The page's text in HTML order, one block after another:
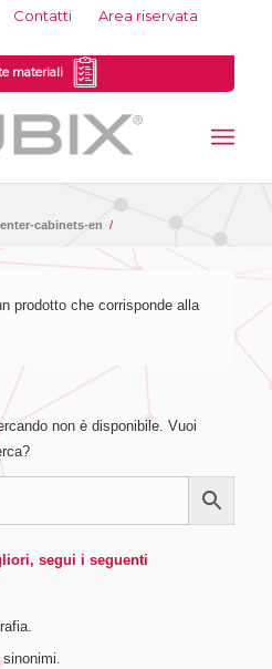
Contatti Area riservata
materiali
cabinets-en /
prodotto che corrisponde alla
non è disponibile. Vuoi
segui i seguenti